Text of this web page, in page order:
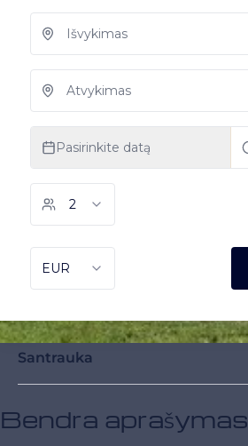
Santrauka
Bendra aprašymas